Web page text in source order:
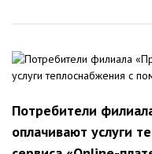
Потребители
оплачивают услуги